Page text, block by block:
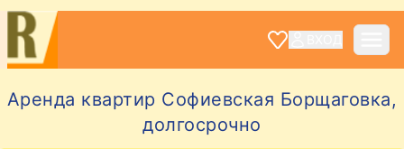
Аренда квартир Софиевская Борщаговка,
долгосрочно